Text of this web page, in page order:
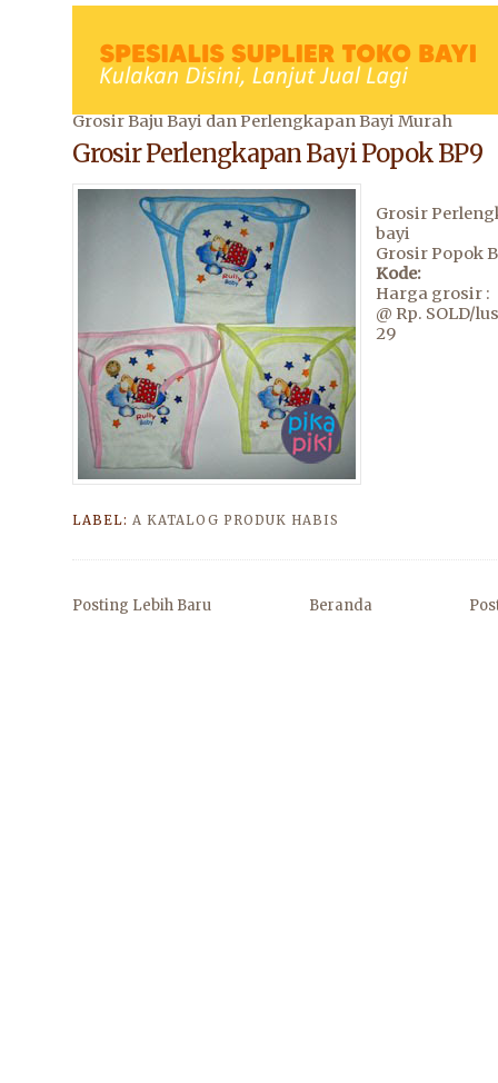
Grosir Baju Bayi dan Perlengkapan Bayi Murah
Grosir Perlengkapan Bayi Popok BP9
Grosir
bayi
Grosir Popok
Kode:
Harga grosir :
@ Rp. SOLD/
29
LABEL:A KATALOG PRODUK HABIS
Posting Lebih Baru Beranda